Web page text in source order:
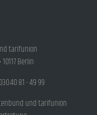
tarifunion
Berlin
81 - 49 99
und tarifunion